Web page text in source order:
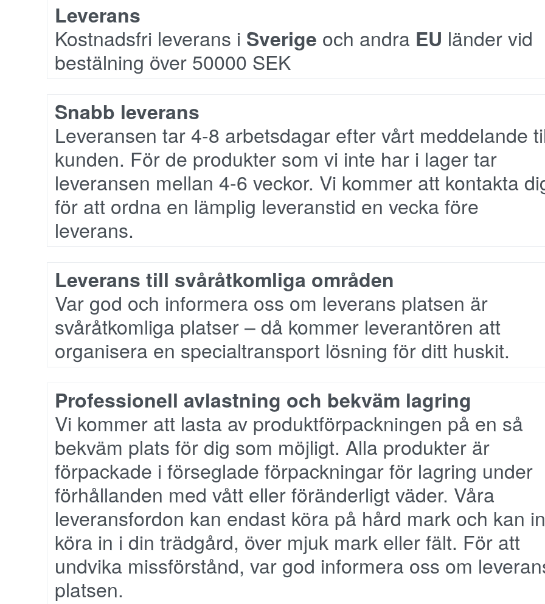
Leverans
Kostnadsfri leverans i Sverige och andra EU länder vid
bestälning över 50000 SEK
Snabb leverans
Leveransen tar 4-8 arbetsdagar efter vårt meddelande
kunden. För de produkter som vi inte har i lager tar
leveransen mellan 4-6 veckor. Vi kommer att kontakta
för att ordna en lämplig leveranstid en vecka före
leverans.
Leverans till svåråtkomliga områden
Var god och informera oss om leverans platsen är
svåråtkomliga platser – då kommer leverantören att
organisera en specialtransport lösning för ditt huskit.
Professionell avlastning och bekväm lagring
Vi kommer att lasta av produktförpackningen på en så
bekväm plats för dig som möjligt. Alla produkter är
förpackade i förseglade förpackningar för lagring under
förhållanden med vått eller föränderligt väder. Våra
leveransfordon kan endast köra på hård mark och kan
köra in i din trädgård, över mjuk mark eller fält. För att
undvika missförstånd, var god informera oss om
platsen.